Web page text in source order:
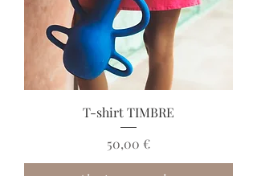
T-shirt TIMBRE
Prix
50,00 €